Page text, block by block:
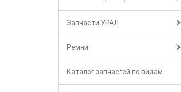
Запчасти УРАЛ
Ремни
Каталог запчастей по видам